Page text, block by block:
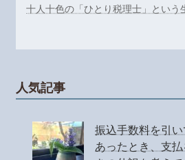
十人十色の「ひとり税理士」という
人気記事
振込手数料を引
あったとき、支